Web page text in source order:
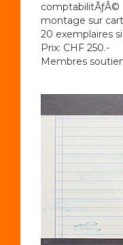
comptabilitÃƒÂ©
montage sur
20 exemplaires
Prix: CHF 250.-
Membres